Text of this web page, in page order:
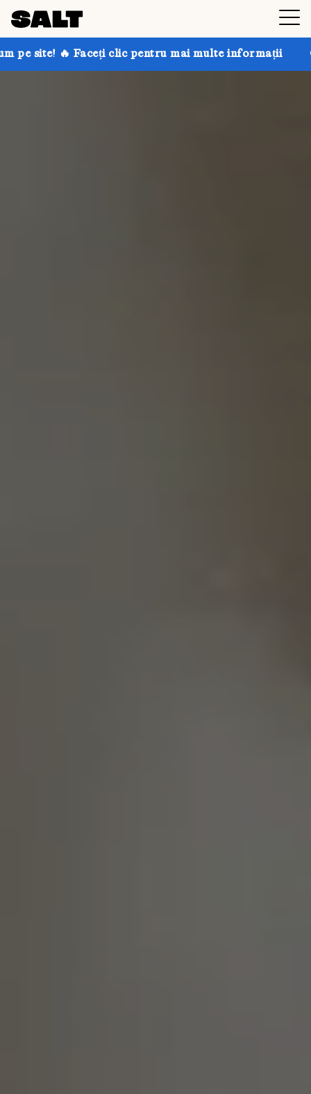
clic pentru mai multe informații Obțineți până la